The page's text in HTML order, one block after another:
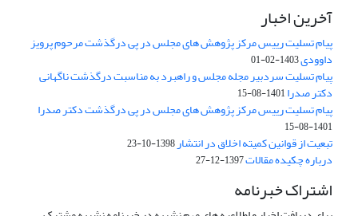
آخرین اخبار
پیام تسلیت رییس مرکز پژوهش های مجلس در پی درگذشت مرحوم پرویز
داوودی1403-02-01
پیام تسلیت سردبیر مجله مجلس و راهبرد به مناسبت درگذشت ناگهانی
دکتر صدرا1401-08-15
پیام تسلیت رییس مرکز پژوهش های مجلس در پی درگذشت دکتر صدرا
1401-08-15
تبعیت از قوانین کمیته اخلاق در انتشار1398-10-23
درباره چکیده مقالات1397-12-27
اشتراک خبرنامه